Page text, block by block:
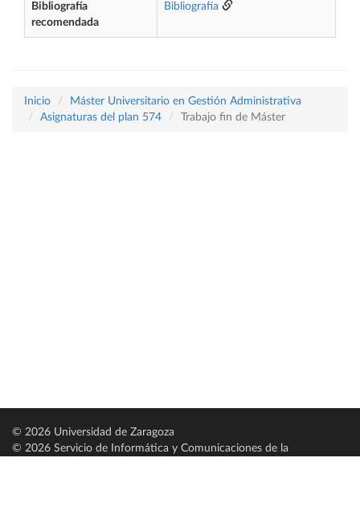
Bibliografía
recomendada
Bibliografía
Inicio
Máster Universitario en Gestión Administrativa
Asignaturas del plan 574
Trabajo fin de Máster
© 2026 Universidad de Zaragoza
© 2026 Servicio de Informática y Comunicaciones de la